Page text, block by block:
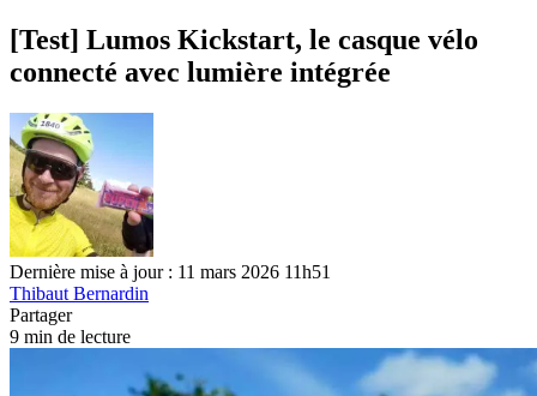
[Test] Lumos Kickstart, le casque vélo
connecté avec lumière intégrée
Dernière mise à jour : 11 mars 2026 11h51
Thibaut Bernardin
Partager
9 min de lecture